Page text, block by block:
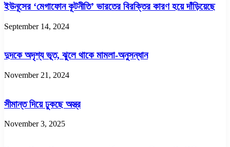
ইউনূসের ‘মেগাফোন কূটনীতি’ ভারতের বিরক্তির কারণ হয়ে দাঁড়িয়েছে
September 14, 2024
দুদকে অদৃশ্য ভূত, ঝুলে থাকে মামলা-অনুসন্ধান
November 21, 2024
সীমান্ত দিয়ে ঢুকছে অস্ত্র
November 3, 2025